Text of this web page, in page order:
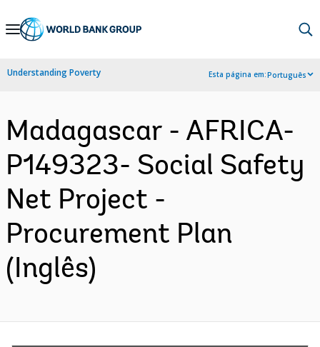
Skip
Navigation
Understanding Poverty Esta página em:Português
Madagascar - AFRICA-
P149323- Social Safety
Net Project -
Procurement Plan
(Inglês)